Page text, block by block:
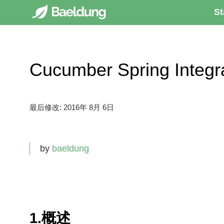
Cucumber Spring
最后修改: 2016年 8月 6日
by baeldung
1.概述